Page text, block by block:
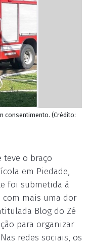
consentimento. (Crédito:
teve o braço
em Piedade,
foi submetida à
com mais uma dor
Blog do Zé
para organizar
redes sociais, os